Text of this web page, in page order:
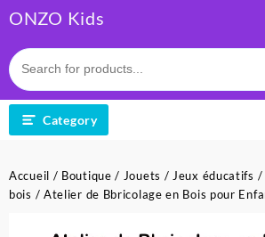
to
content
ONZO Kids
Category
Accueil / Boutique / Jouets / Jeux éducatifs /
bois / Atelier de Bbricolage en Bois pour